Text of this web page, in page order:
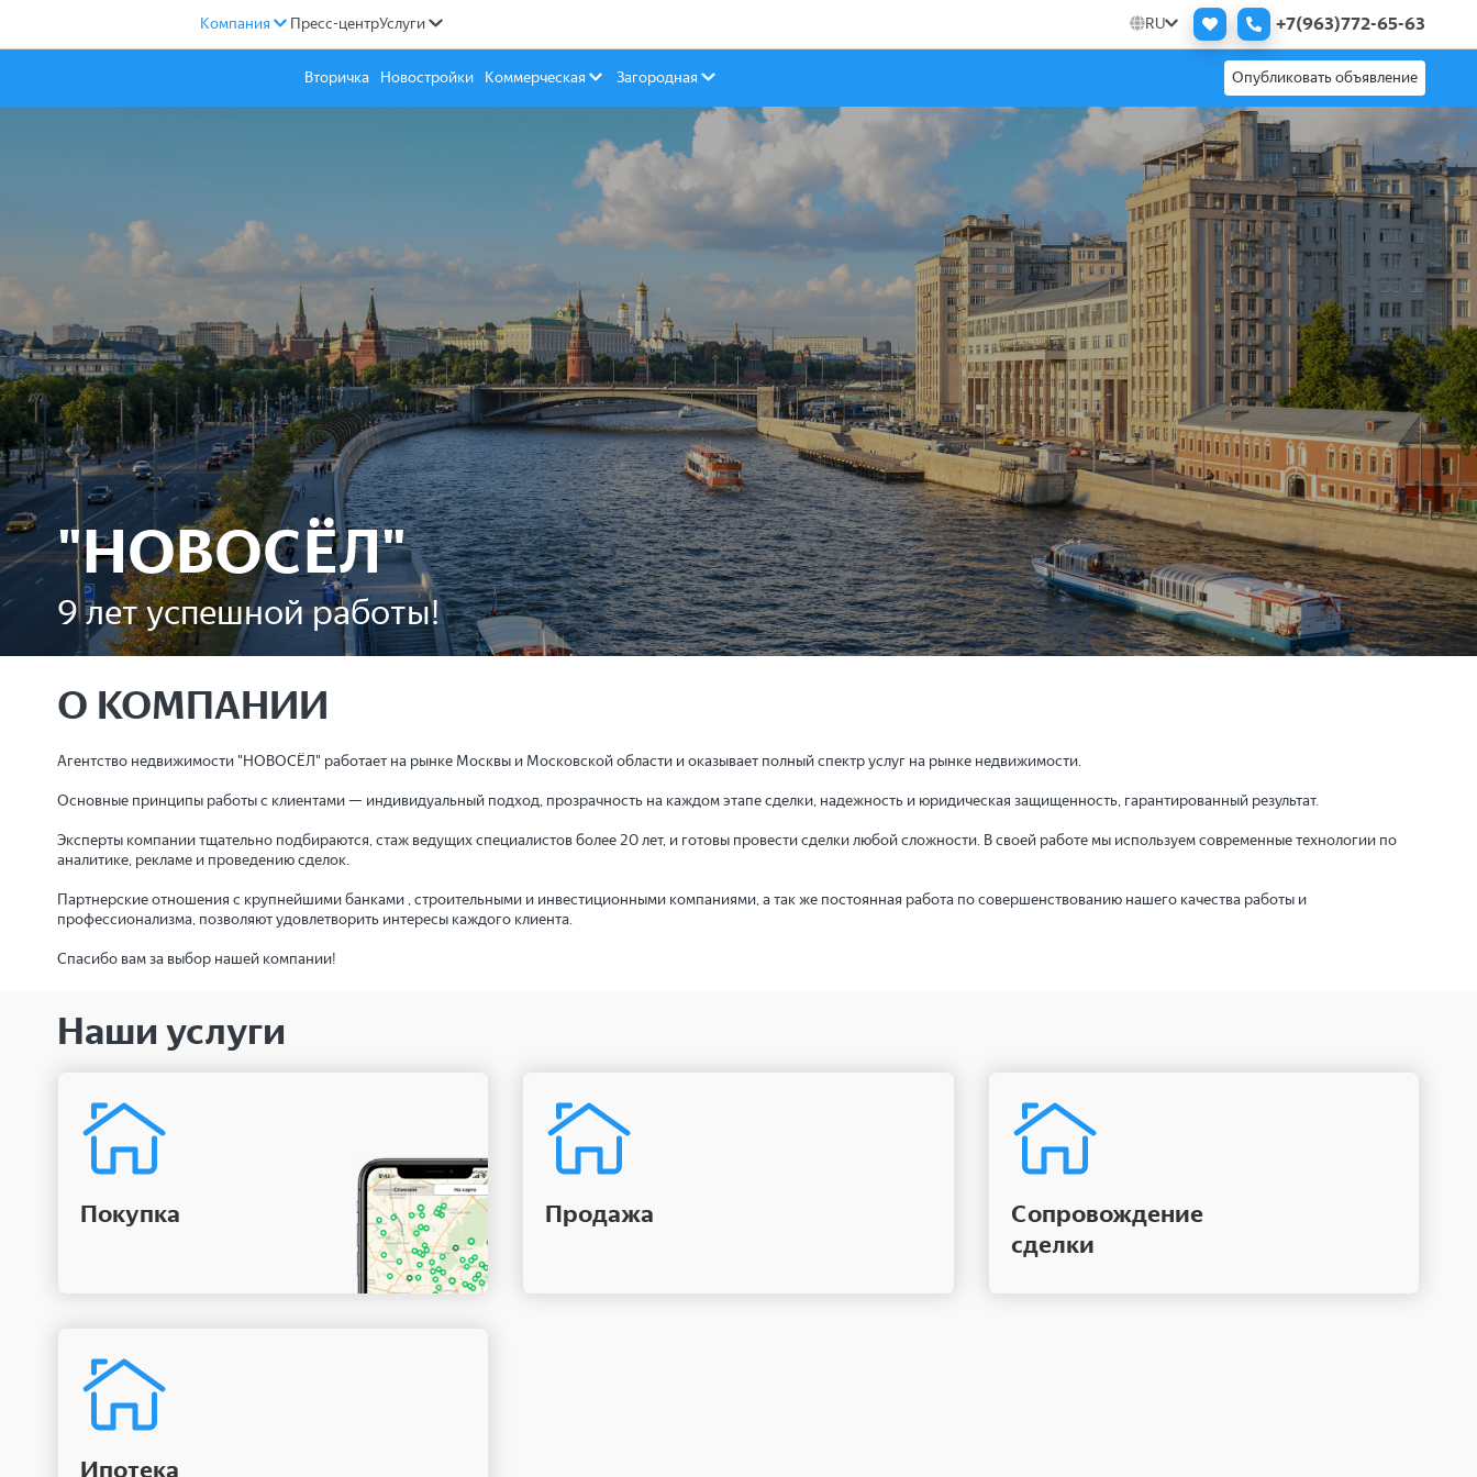
Компания Пресс-центрУслуги RU +7(963)772-65-63
Вторичка Новостройки Коммерческая Загородная Опубликовать объявление
"НОВОСЁЛ"
9 лет успешной работы!
О КОМПАНИИ
Агентство недвижимости "НОВОСЁЛ" работает на рынке Москвы и Московской области и оказывает полный спектр услуг на рынке недвижимости.
Основные принципы работы с клиентами — индивидуальный подход, прозрачность на каждом этапе сделки, надежность и юридическая защищенность, гарантированный результат.
Эксперты компании тщательно подбираются, стаж ведущих специалистов более 20 лет, и готовы провести сделки любой сложности. В своей работе мы используем современные технологии по
аналитике, рекламе и проведению сделок.
Партнерские отношения с крупнейшими банками , строительными и инвестиционными компаниями, а так же постоянная работа по совершенствованию нашего качества работы и
профессионализма, позволяют удовлетворить интересы каждого клиента.
Спасибо вам за выбор нашей компании!
Наши услуги
Покупка Продажа
Сопровождение
сделки
Ипотека